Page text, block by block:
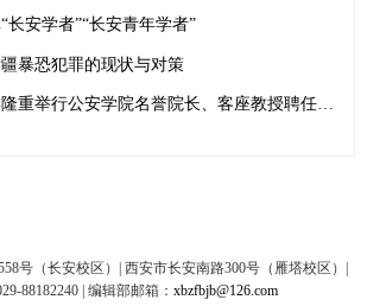
长安学者”“长安青年学者”
暴恐犯罪的现状与对策
西北政法大学隆重举行公安学院名誉院长、客座教授聘任仪式
号（长安校区）| 西安市长安南路300号（雁塔校区）|
88182240 | 编辑部邮箱： xbzfbjb@126.com